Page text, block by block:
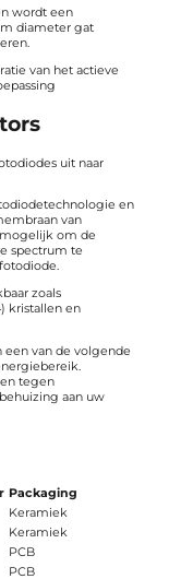
wordt een
diameter gat
van het actieve
uit naar
en
van
om de
spectrum te
zoals
kristallen en
een van de volgende
tegen
aan uw
Packaging
Keramiek
Keramiek
PCB
PCB